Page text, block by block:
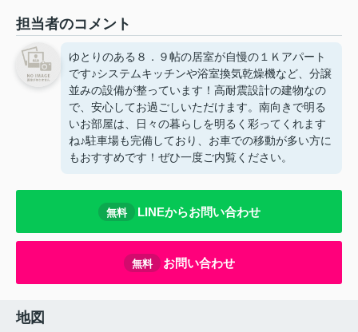
担当者のコメント
ゆとりのある８．９帖の居室が自慢の１Ｋアパート
です♪システムキッチンや浴室換気乾燥機など、分譲
並みの設備が整っています！高耐震設計の建物なの
で、安心してお過ごしいただけます。南向きで明る
いお部屋は、日々の暮らしを明るく彩ってくれます
ね♪駐車場も完備しており、お車での移動が多い方に
もおすすめです！ぜひ一度ご内覧ください。
無料 LINEからお問い合わせ
無料 お問い合わせ
地図